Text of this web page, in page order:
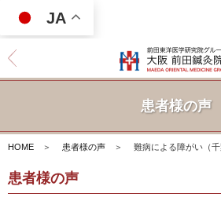
JA
患者様の声
HOME ＞ 患者様の声 ＞ 難病による障がい（
患者様の声